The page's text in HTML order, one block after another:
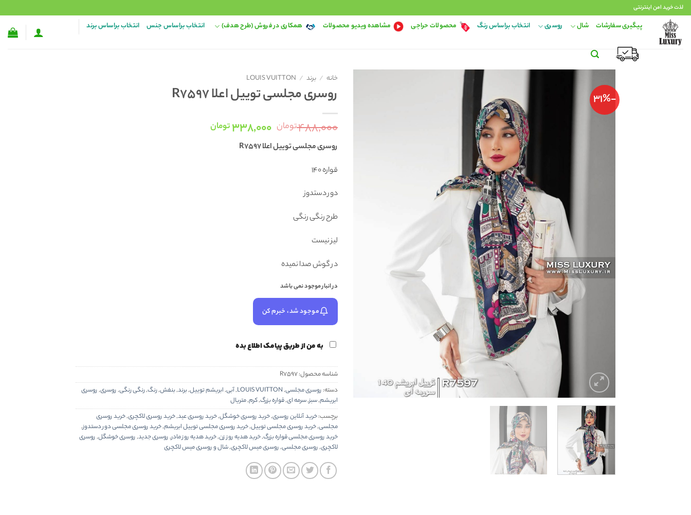
Skip
to
content
لذت خرید امن اینترنتی
پیگیری سفارشات شال روسری انتخاب براساس رنگ محصولات حراجی مشاهده ویدیو محصولات همکاری در فروش (طرح هدف) انتخاب براساس جنس انتخاب براساس برند
-31%
خانه / برند /
LOUIS VUITTON
روسری مجلسی توییل اعلا R7597
۴۸۸,۰۰۰تومان قیمت
اصلی:
۳۳۸,۰۰۰تومانقیمت
روسریمجلسی توییل اعلا R7597
قواره 140
دور دستدوز
طرح رنگی رنگی
لیز نیست
در گوش صدا نمیده
در انبار موجود نمی باشد
موجود شد، خبرم کن
به من از طریق پیامک اطلاع بده
شناسه محصول:R7597
دسته: روسری مجلسی,
LOUIS VUITTON
,آبی,ابریشم توییل,برند,بنفش,رنگ,رنگی رنگی,روسری,روسری
ابریشم,سبز,سرمه ای,قواره بزرگ,کرم,متریال
برچسب:خرید آنلاین روسری,خرید روسری خوشگل,خرید روسری عید,خرید روسری لاکچری,خرید روسری
مجلسی,خرید روسری مجلسی توییل,خرید روسری مجلسی توییل ابریشم,خرید روسری مجلسی دور دستدوز,
خرید روسری مجلسی قواره بزرگ,خرید هدیه روز زن,خرید هدیه روز مادر,روسری جدید,روسری خوشگل,روسری
لاکچری,روسری مجلسی,روسری میس لاکچری,شال و روسری میس لاکچری